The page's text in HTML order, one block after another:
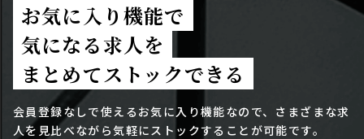
お気に入り機能で
気になる求人を
まとめてストックできる
会員登録なしで使えるお気に入り機能なので、さまざまな求
人を見比べながら気軽にストックすることが可能です。